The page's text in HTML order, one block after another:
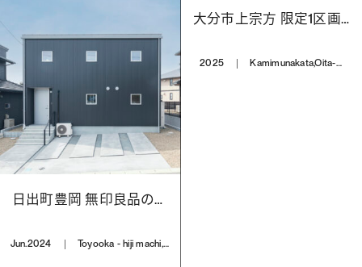
日出町豊岡 無印良品の家 木の家
Jun.2024 Toyooka - hiji machi,Hayami country,Oita
大分市上宗方 限定1区画 分譲宅地
2025 Kamimunakata,Oita-city,Oita